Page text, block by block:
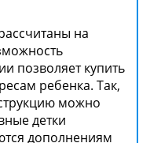
на
позволяет купить
ребенка. Так,
можно
детки
дополнениям